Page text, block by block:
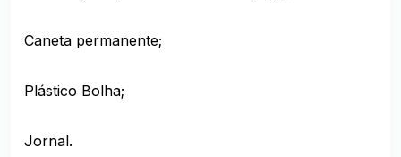
Caneta permanente;
Plástico Bolha;
Jornal.